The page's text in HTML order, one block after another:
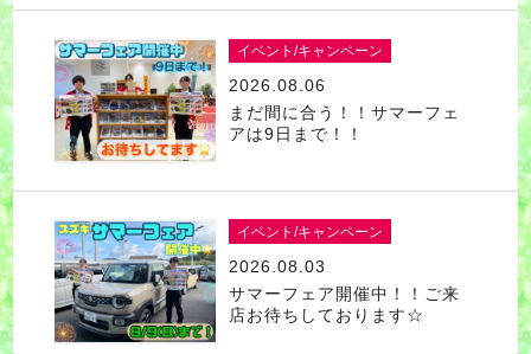
イベント/キャンペーン
2026.08.06
まだ間に合う！！サマーフェ
アは9日まで！！
イベント/キャンペーン
2026.08.03
サマーフェア開催中！！ご来
店お待ちしております☆